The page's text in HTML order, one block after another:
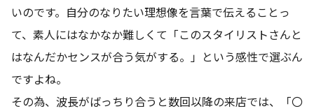
いのです。自分のなりたい理想像を言葉で伝えることっ
て、素人にはなかなか難しくて「このスタイリストさんと
はなんだかセンスが合う気がする。」という感性で選ぶん
ですよね。
その為、波長がばっちり合うと数回以降の来店では、「〇